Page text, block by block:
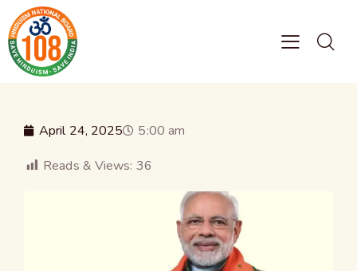
April 24, 2025
5:00 am
Reads & Views: 36